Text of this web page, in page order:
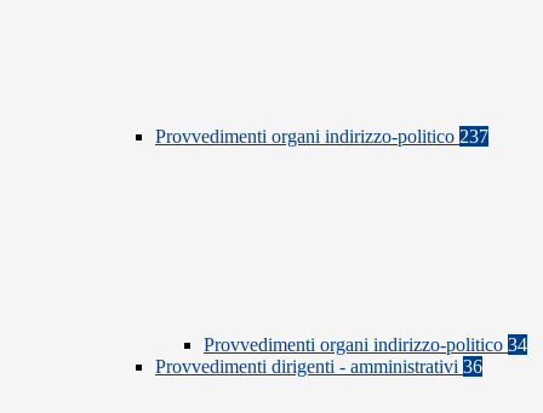
Provvedimenti organi indirizzo-politico 237
Provvedimenti organi indirizzo-politico 34
Provvedimenti dirigenti - amministrativi 36